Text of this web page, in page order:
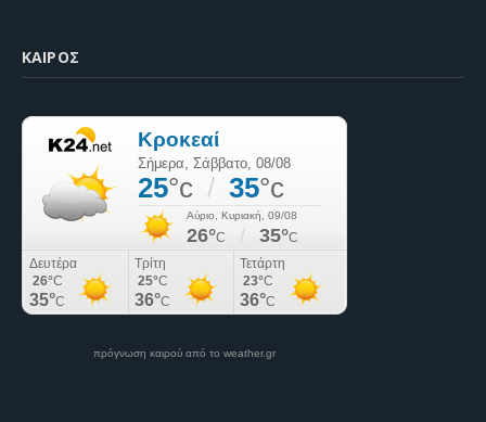
ΚΑΙΡΌΣ
πρόγνωση καιρού από το weather.gr